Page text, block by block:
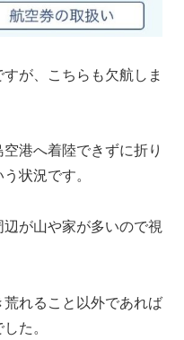
が、こちらも欠航しま
港へ着陸できずに折り
状況です。
が山や家が多いので視
れること以外であれば
た。